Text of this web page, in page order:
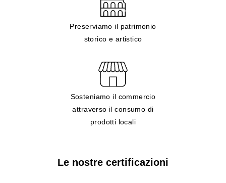
Preserviamo il patrimonio
storico e artistico
Sosteniamo il commercio
attraverso il consumo di
prodotti locali
Le nostre certificazioni